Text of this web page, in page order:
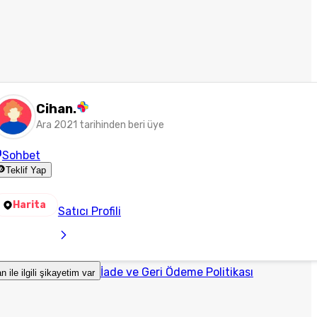
Cihan.
Ara 2021 tarihinden beri üye
Sohbet
Teklif Yap
Harita Satıcı Profili
ile ilgili şikayetim var İade ve Geri Ödeme Politikası